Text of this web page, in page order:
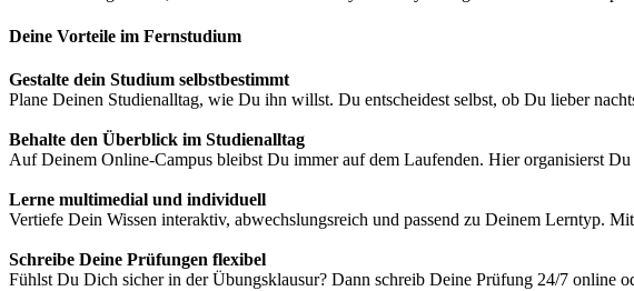
Deine Vorteile im Fernstudium
Gestalte dein Studium selbstbestimmt
Plane Deinen Studienalltag, wie Du ihn willst. Du entscheidest selbst, ob Du lieber
Behalte den Überblick im Studienalltag
Auf Deinem Online-Campus bleibst Du immer auf dem Laufenden. Hier organisierst
Lerne multimedial und individuell
Vertiefe Dein Wissen interaktiv, abwechslungsreich und passend zu Deinem Lerntyp.
Schreibe Deine Prüfungen flexibel
Fühlst Du Dich sicher in der Übungsklausur? Dann schreib Deine Prüfung 24/7 online